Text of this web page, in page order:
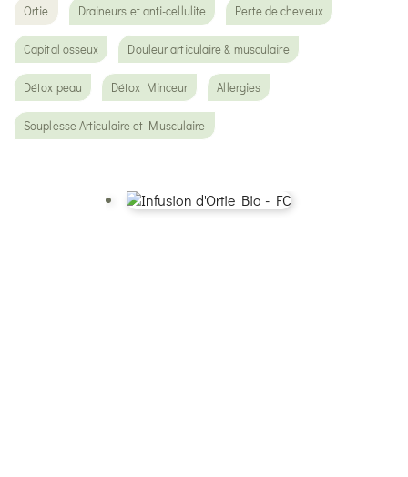
Ortie Draineurs et anti-cellulite Perte de cheveux
Capital osseux Douleur articulaire & musculaire
Détox peau Détox Minceur Allergies
Souplesse Articulaire et Musculaire